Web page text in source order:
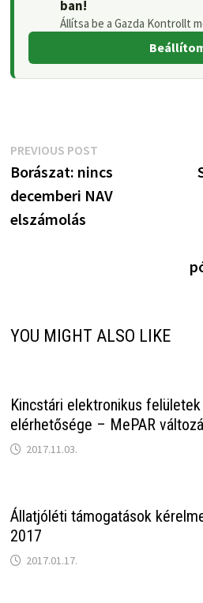
ban!
Állítsa be a Gazda Kontrollt
Bejegyzés
navigáció
PREVIOUS POSTPrevious
post:
Borászat: nincs
decemberi NAV
elszámolás
YOU MIGHT ALSO LIKE
Kincstári elektronikus
elérhetősége – MePAR
2017.11.03.
Állatjóléti támogatások
2017
2017.01.17.